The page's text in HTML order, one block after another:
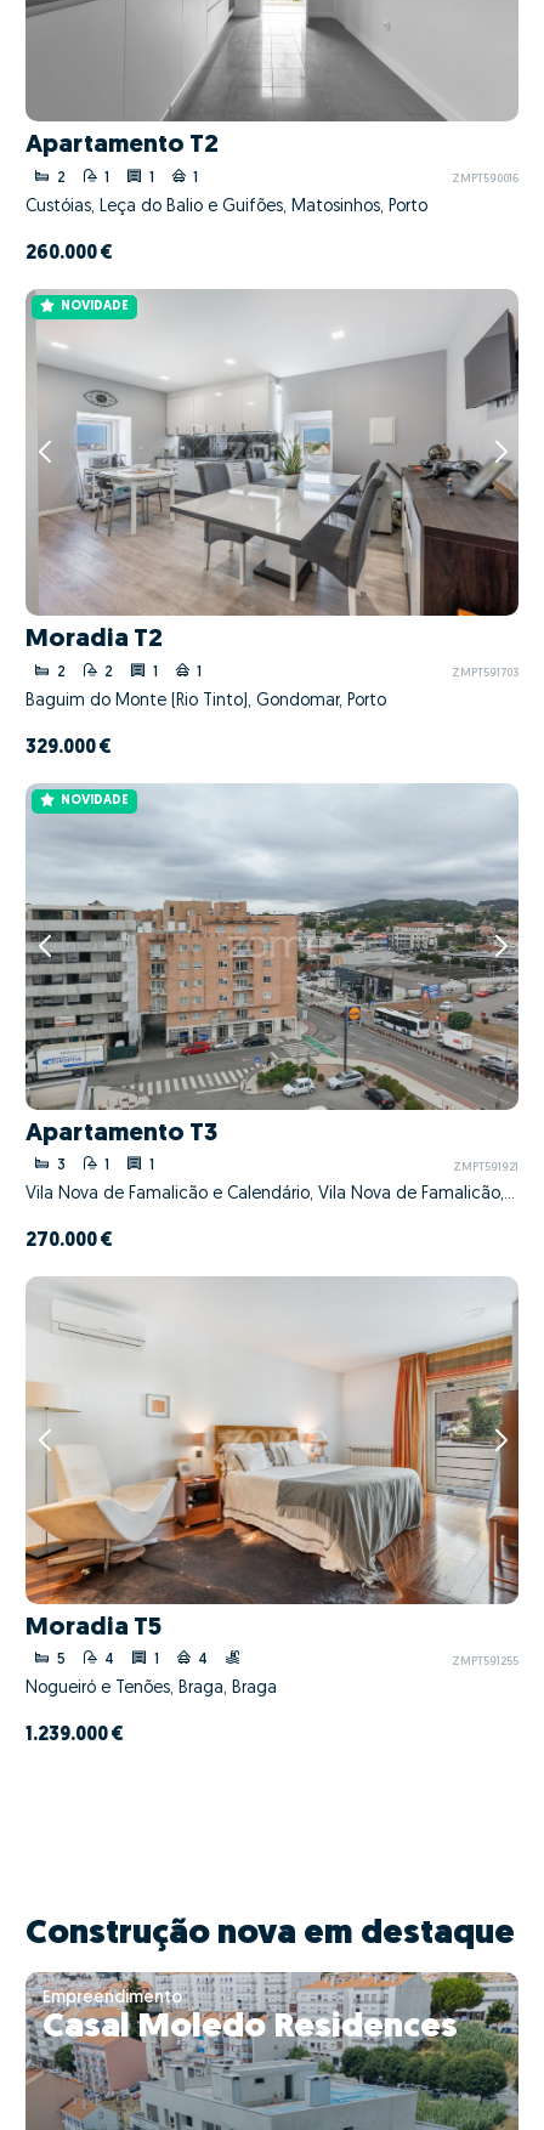
Apartamento T2
2 1 1 1 ZMPT590016
Custóias, Leça do Balio e Guifões, Matosinhos, Porto
260.000 €
NOVIDADE
Moradia T2
2 2 1 1 ZMPT591703
Baguim do Monte (Rio Tinto), Gondomar, Porto
329.000 €
NOVIDADE
Apartamento T3
3 1 1 ZMPT591921
Vila Nova de Famalicão e Calendário, Vila Nova de Famalicão, Braga
270.000 €
Moradia T5
5 4 4 ZMPT591255
Nogueiró e Tenões, Braga, Braga
1.239.000 €
Construção nova em destaque
Empreendimento
Casal Moledo Residences